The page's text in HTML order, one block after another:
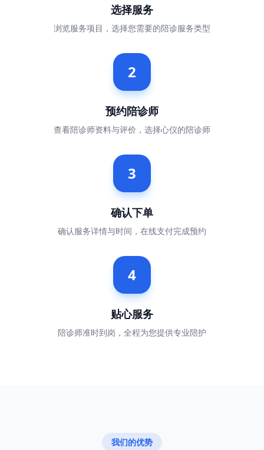
选择服务
浏览服务项目，选择您需要的陪诊服务类型
2
预约陪诊师
查看陪诊师资料与评价，选择心仪的陪诊师
3
确认下单
确认服务详情与时间，在线支付完成预约
4
贴心服务
陪诊师准时到岗，全程为您提供专业陪护
我们的优势